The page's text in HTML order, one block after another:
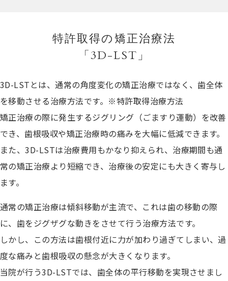
特許取得の矯正治療法
「3D-LST」
3D-LSTとは、通常の角度変化の矯正治療ではなく、歯全体
を移動させる治療方法です。※特許取得治療方法
矯正治療の際に発生するジグリング（ごますり運動）を改善
でき、歯根吸収や矯正治療時の痛みを大幅に低減できます。
また、3D-LSTは治療費用もかなり抑えられ、治療期間も通
常の矯正治療より短縮でき、治療後の安定にも大きく寄与し
ます。
通常の矯正治療は傾斜移動が主流で、これは歯の移動の際
に、歯をジグザグな動きをさせて行う治療方法です。
しかし、この方法は歯根付近に力が加わり過ぎてしまい、過
度な痛みと歯根吸収の懸念が大きくなります。
当院が行う3D-LSTでは、歯全体の平行移動を実現させまし